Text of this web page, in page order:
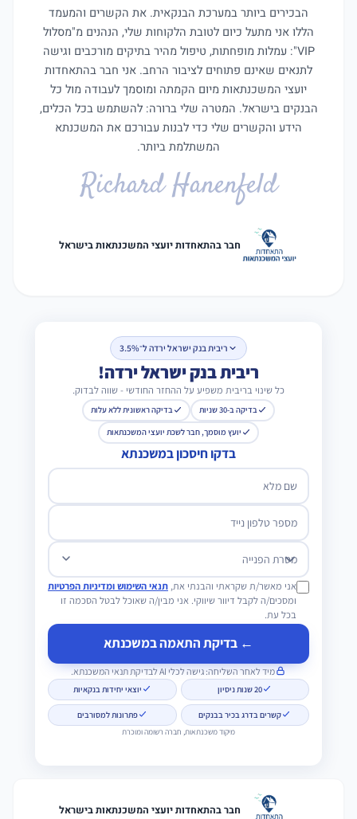
הבכירים ביותר במערכת הבנקאית. את הקשרים והמעמד
הללו אני מתעל כיום לטובת הלקוחות שלי, הנהנים מ"מסלול
VIP": עמלות מופחתות, טיפול מהיר בתיקים מורכבים וגישה
לתנאים שאינם פתוחים לציבור הרחב. אני חבר בהתאחדות
יועצי המשכנתאות מיום הקמתה ומוסמך לעבודה מול כל
הבנקים בישראל. המטרה שלי ברורה: להשתמש בכל הכלים,
הידע והקשרים שלי כדי לבנות עבורכם את המשכנתא
המשתלמת ביותר.
Richard Hanenfeld
חבר בהתאחדות יועצי המשכנתאות בישראל
ריבית בנק ישראל ירדה ל־3.5%
ריבית בנק ישראל ירדה!
כל שינוי בריבית משפיע על ההחזר החודשי - שווה לבדוק.
בדיקה ב-30 שניות
בדיקה ראשונית ללא עלות
יועץ מוסמך, חבר לשכת יועצי המשכנתאות
בדקו חיסכון במשכנתא
שם מלא
מספר טלפון נייד
מטרת הפנייה
אני מאשר/ת שקראתי והבנתי את, תנאי השימוש ומדיניות הפרטיות
ומסכים/ה לקבל דיוור שיווקי. אני מבין/ה שאוכל לבטל הסכמה זו
בכל עת.
← בדיקת התאמה במשכנתא
מיד לאחר השליחה: גישה לכלי AI לבדיקת תנאי המשכנתא.
20 שנות ניסיון יוצאי יחידות בנקאיות
קשרים בדרג בכיר בבנקים פתרונות למסורבים
מיקוד משכנתאות, חברה רשומה ומוכרת
חבר בהתאחדות יועצי המשכנתאות בישראל